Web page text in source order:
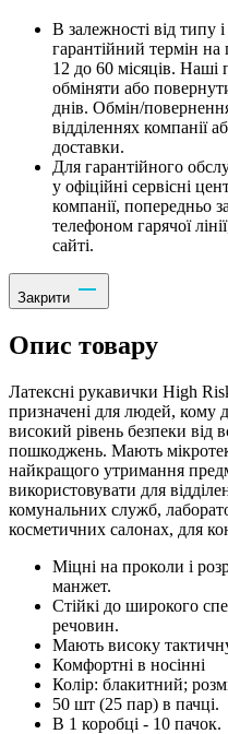
В залежності від типу
гарантійний термін на
12 до 60 місяців. Наші
обміняти або
днів. Обмін/
відділеннях компанії
доставки.
Для гарантійного
у офіційні сервісні
компанії, попередньо
телефоном гарячої
сайті.
Закрити
Опис товару
Латексні рукавички High
призначені для людей, кому
високий рівень безпеки від
пошкоджень. Мають
найкращого утримання
використовувати для
комунальних служб,
косметичних салонах, для
Міцні на проколи і
манжет.
Стійкі до широкого
речовин.
Мають високу
Комфортні в носінні
Колір: блакитний;
50 шт (25 пар) в пачці.
В 1 коробці - 10 пачок.